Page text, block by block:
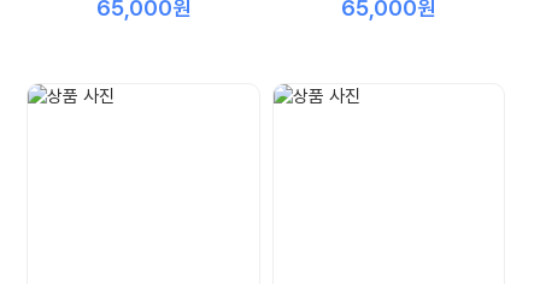
65,000원 65,000원